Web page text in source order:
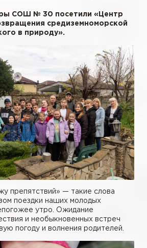
СОШ № 30 посетили «Центр
средиземноморской
в природу».
препятствий» — такие слова
поездки наших молодых
утро. Ожидание
и необыкновенных встреч
погоду и волнения родителей.